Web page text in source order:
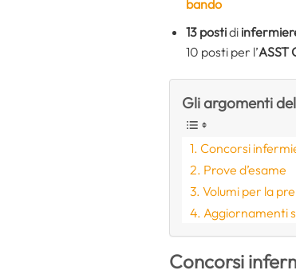
bando
13 postidi
10 posti per l’ASST
Gli argomenti
Concorsi
Prove d’esame
Volumi per la
Aggiornamenti
Concorsi